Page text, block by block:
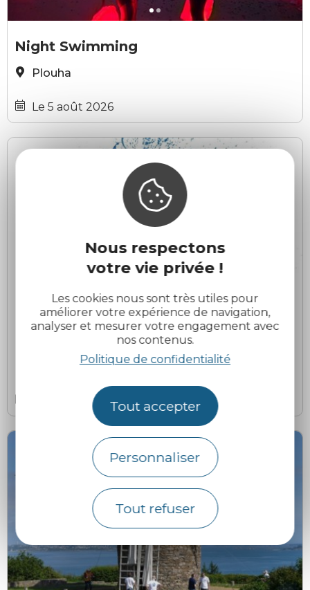
Nous respectons
votre vie privée !
Les cookies nous sont très utiles pour
améliorer votre expérience de navigation,
analyser et mesurer votre engagement avec
nos contenus.
Politique de confidentialité
Tout accepter
Personnaliser
Tout refuser
Night Swimming
Plouha
Le 5 août 2026
Logo Musicales de Blanchardeau
Les Musicales de Blanchardeau
Pléguien
Le 6 août 2026